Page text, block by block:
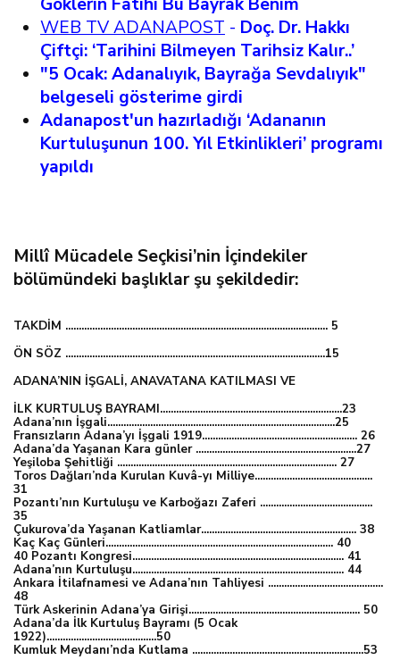
Göklerin Fatihi Bu Bayrak Benim
WEB TV ADANAPOST - Doç. Dr. Hakkı
Çiftçi: ‘Tarihini Bilmeyen Tarihsiz Kalır..’
"5 Ocak: Adanalıyık, Bayrağa Sevdalıyık"
belgeseli gösterime girdi
Adanapost'un hazırladığı ‘Adananın
Kurtuluşunun 100. Yıl Etkinlikleri’ programı
yapıldı
Millî Mücadele Seçkisi’nin İçindekiler
bölümündeki başlıklar şu şekildedir:
TAKDİM .................................................................................................. 5
ÖN SÖZ .................................................................................................15
ADANA’NIN İŞGALİ, ANAVATANA KATILMASI VE
İLK KURTULUŞ BAYRAMI....................................................................23
Adana’nın İşgali.....................................................................................25
Fransızların Adana’yı İşgali 1919.......................................................... 26
Adana’da Yaşanan Kara günler ............................................................27
Yeşiloba Şehitliği .................................................................................. 27
Toros Dağları’nda Kurulan Kuvâ-yı Milliye............................................
31
Pozantı’nın Kurtuluşu ve Karboğazı Zaferi ..........................................
35
Çukurova’da Yaşanan Katliamlar.......................................................... 38
Kaç Kaç Günleri..................................................................................... 40
40 Pozantı Kongresi............................................................................... 41
Adana’nın Kurtuluşu............................................................................... 44
Ankara İtilafnamesi ve Adana’nın Tahliyesi ...........................................
48
Türk Askerinin Adana’ya Girişi................................................................ 50
Adana’da İlk Kurtuluş Bayramı (5 Ocak
1922).........................................50
Kumluk Meydanı’nda Kutlama ................................................................53